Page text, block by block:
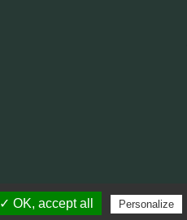
✓ OK, accept all Personalize